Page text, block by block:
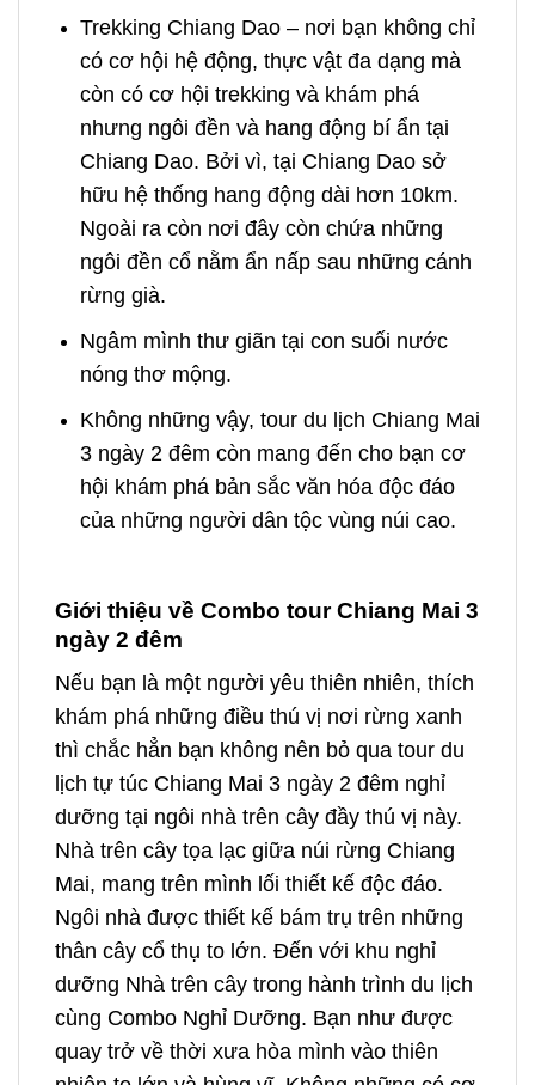
Trekking Chiang Dao – nơi bạn không chỉ
có cơ hội hệ động, thực vật đa dạng mà
còn có cơ hội trekking và khám phá
nhưng ngôi đền và hang động bí ẩn tại
Chiang Dao. Bởi vì, tại Chiang Dao sở
hữu hệ thống hang động dài hơn 10km.
Ngoài ra còn nơi đây còn chứa những
ngôi đền cổ nằm ẩn nấp sau những cánh
rừng già.
Ngâm mình thư giãn tại con suối nước
nóng thơ mộng.
Không những vậy, tour du lịch Chiang Mai
3 ngày 2 đêm còn mang đến cho bạn cơ
hội khám phá bản sắc văn hóa độc đáo
của những người dân tộc vùng núi cao.
Giới thiệu về Combo tour Chiang Mai 3
ngày 2 đêm
Nếu bạn là một người yêu thiên nhiên, thích
khám phá những điều thú vị nơi rừng xanh
thì chắc hẳn bạn không nên bỏ qua tour du
lịch tự túc Chiang Mai 3 ngày 2 đêm nghỉ
dưỡng tại ngôi nhà trên cây đầy thú vị này.
Nhà trên cây tọa lạc giữa núi rừng Chiang
Mai, mang trên mình lối thiết kế độc đáo.
Ngôi nhà được thiết kế bám trụ trên những
thân cây cổ thụ to lớn. Đến với khu nghỉ
dưỡng Nhà trên cây trong hành trình du lịch
cùng Combo Nghỉ Dưỡng. Bạn như được
quay trở về thời xưa hòa mình vào thiên